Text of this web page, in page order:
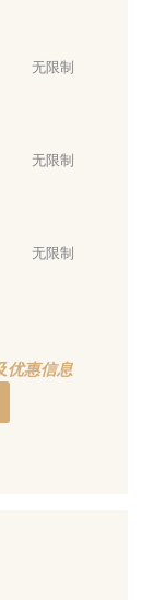
无限制
无限制
无限制
优惠信息